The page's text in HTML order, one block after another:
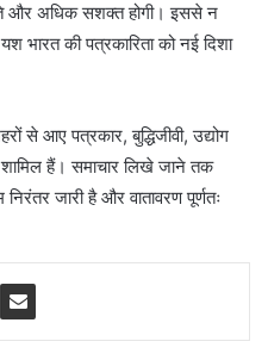
और अधिक सशक्त होगी। इससे न
भारत की पत्रकारिता को नई दिशा
से आए पत्रकार, बुद्धिजीवी, उद्योग
हैं। समाचार लिखे जाने तक
जारी है और वातावरण पूर्णतः